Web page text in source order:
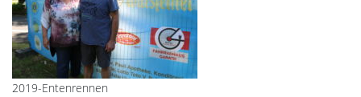
2019-Entenrennen